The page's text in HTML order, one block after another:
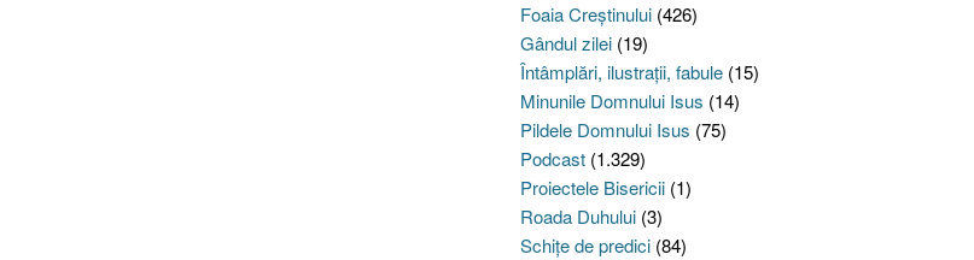
Foaia Creştinului(426)
Gândul zilei(19)
Întâmplări, ilustraţii, fabule(15)
Minunile Domnului Isus (14)
Pildele Domnului Isus (75)
Podcast(1.329)
Proiectele Bisericii(1)
Roada Duhului(3)
Schiţe de predici(84)